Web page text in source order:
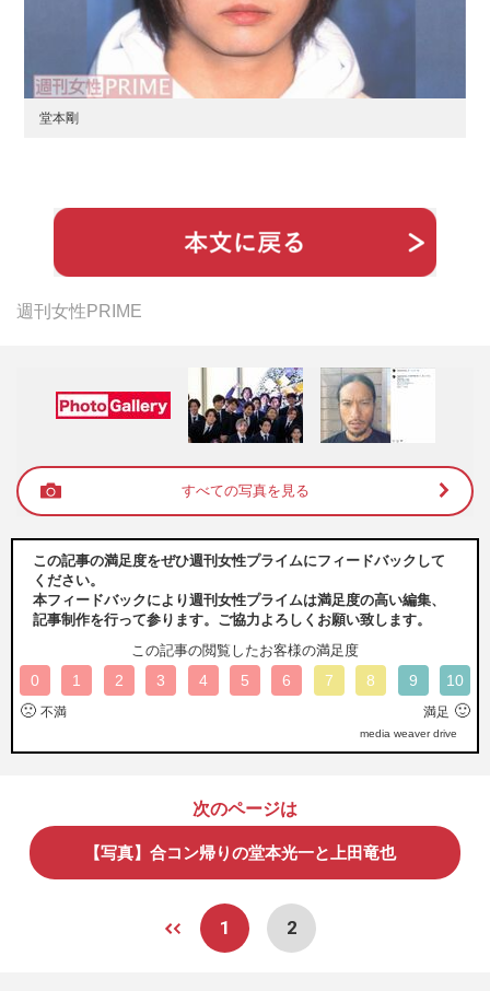
堂本剛
週刊女性PRIME
すべての写真を見る
この記事の満足度をぜひ週刊女性プライムにフィードバックして
ください。
本フィードバックにより週刊女性プライムは満足度の高い編集、
記事制作を行って参ります。ご協力よろしくお願い致します。
この記事の閲覧したお客様の満足度
0 1 2 3 4 5 6 7 8 9 10
🙁 不満 満足 🙂
media weaver drive
次のページは
【写真】合コン帰りの堂本光一と上田竜也
1 2